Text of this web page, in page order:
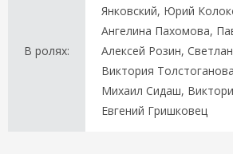
В ролях:
Янковский, Юрий
Ангелина Пахомова,
Алексей Розин,
Виктория
Михаил Сидаш,
Евгений Гришковец